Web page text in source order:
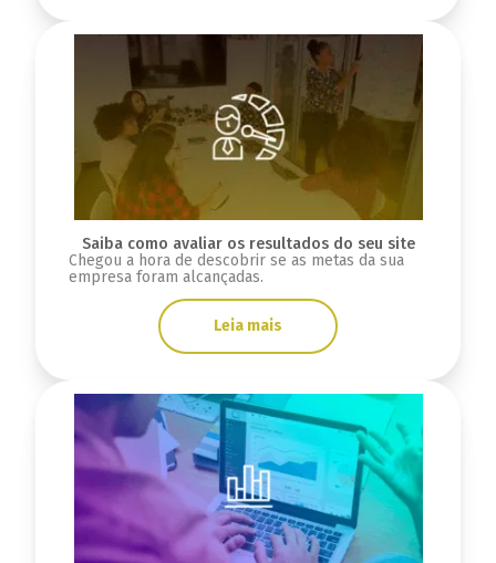
Saiba como avaliar os resultados do seu site
Chegou a hora de descobrir se as metas da sua
empresa foram alcançadas.
Leia mais